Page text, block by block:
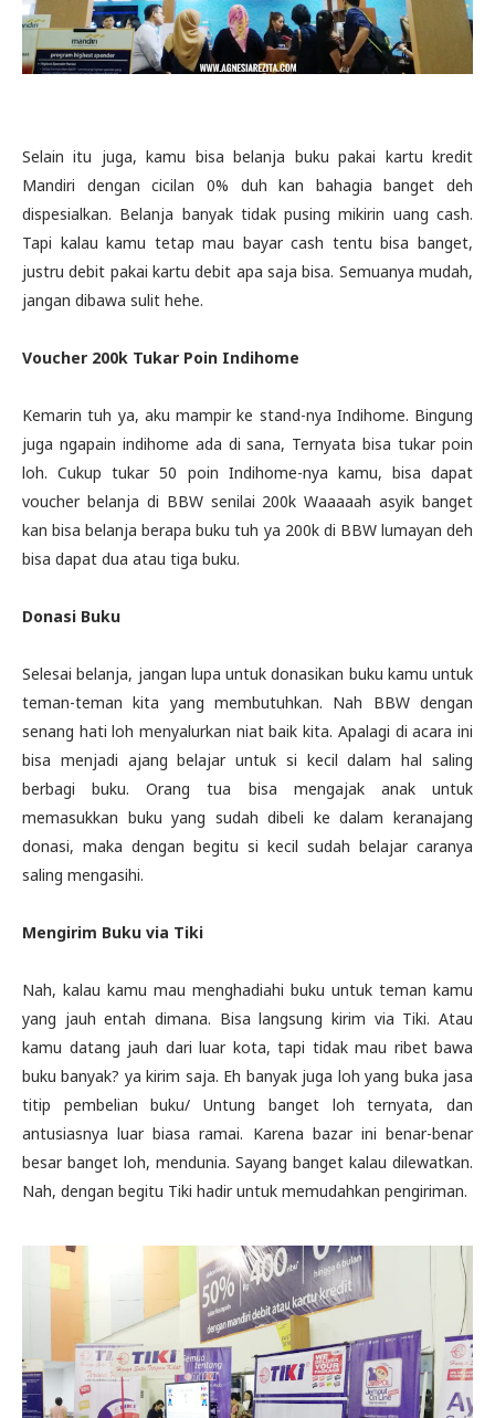
Selain itu juga, kamu bisa belanja buku pakai kartu kredit
Mandiri dengan cicilan 0% duh kan bahagia banget deh
dispesialkan. Belanja banyak tidak pusing mikirin uang cash.
Tapi kalau kamu tetap mau bayar cash tentu bisa banget,
justru debit pakai kartu debit apa saja bisa. Semuanya mudah,
jangan dibawa sulit hehe.
Voucher 200k Tukar Poin Indihome
Kemarin tuh ya, aku mampir ke stand-nya Indihome. Bingung
juga ngapain indihome ada di sana, Ternyata bisa tukar poin
loh. Cukup tukar 50 poin Indihome-nya kamu, bisa dapat
voucher belanja di BBW senilai 200k Waaaaah asyik banget
kan bisa belanja berapa buku tuh ya 200k di BBW lumayan deh
bisa dapat dua atau tiga buku.
Donasi Buku
Selesai belanja, jangan lupa untuk donasikan buku kamu untuk
teman-teman kita yang membutuhkan. Nah BBW dengan
senang hati loh menyalurkan niat baik kita. Apalagi di acara ini
bisa menjadi ajang belajar untuk si kecil dalam hal saling
berbagi buku. Orang tua bisa mengajak anak untuk
memasukkan buku yang sudah dibeli ke dalam keranajang
donasi, maka dengan begitu si kecil sudah belajar caranya
saling mengasihi.
Mengirim Buku via Tiki
Nah, kalau kamu mau menghadiahi buku untuk teman kamu
yang jauh entah dimana. Bisa langsung kirim via Tiki. Atau
kamu datang jauh dari luar kota, tapi tidak mau ribet bawa
buku banyak? ya kirim saja. Eh banyak juga loh yang buka jasa
titip pembelian buku/ Untung banget loh ternyata, dan
antusiasnya luar biasa ramai. Karena bazar ini benar-benar
besar banget loh, mendunia. Sayang banget kalau dilewatkan.
Nah, dengan begitu Tiki hadir untuk memudahkan pengiriman.